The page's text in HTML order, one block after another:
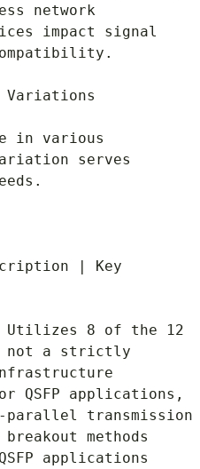
network
impact signal
Variations
in various
serves
| Key
| Utilizes 8 of the 12
a strictly
applications,
transmission
methods
applications